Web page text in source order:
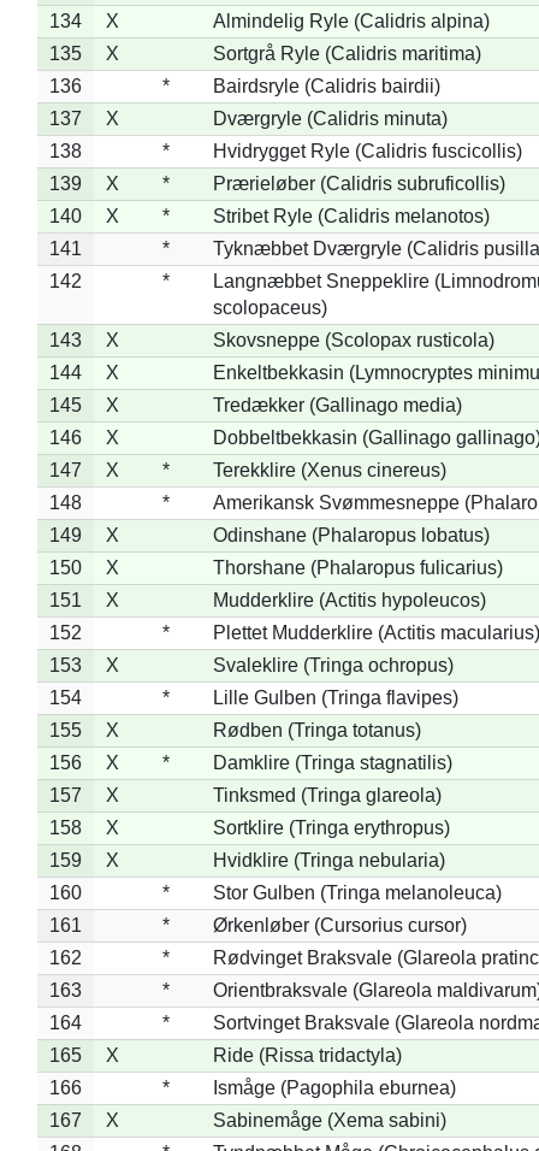
134
X
Almindelig Ryle (Calidris alpina)
135
X
Sortgrå Ryle (Calidris maritima)
136
*
Bairdsryle (Calidris bairdii)
137
X
Dværgryle (Calidris minuta)
138
*
Hvidrygget Ryle (Calidris fuscicollis)
139
X *
Prærieløber (Calidris subruficollis)
140
X *
Stribet Ryle (Calidris melanotos)
141
*
Tyknæbbet Dværgryle (Calidris
142
*
Langnæbbet Sneppeklire
scolopaceus)
143
X
Skovsneppe (Scolopax rusticola)
144
X
Enkeltbekkasin (Lymnocryptes
145
X
Tredækker (Gallinago media)
146
X
Dobbeltbekkasin (Gallinago
147
X *
Terekklire (Xenus cinereus)
148
*
Amerikansk Svømmesneppe
149
X
Odinshane (Phalaropus lobatus)
150
X
Thorshane (Phalaropus fulicarius)
151
X
Mudderklire (Actitis hypoleucos)
152
*
Plettet Mudderklire (Actitis macularius)
153
X
Svaleklire (Tringa ochropus)
154
*
Lille Gulben (Tringa flavipes)
155
X
Rødben (Tringa totanus)
156
X *
Damklire (Tringa stagnatilis)
157
X
Tinksmed (Tringa glareola)
158
X
Sortklire (Tringa erythropus)
159
X
Hvidklire (Tringa nebularia)
160
*
Stor Gulben (Tringa melanoleuca)
161
*
Ørkenløber (Cursorius cursor)
162
*
Rødvinget Braksvale (Glareola
163
*
Orientbraksvale (Glareola
164
*
Sortvinget Braksvale (Glareola
165
X
Ride (Rissa tridactyla)
166
*
Ismåge (Pagophila eburnea)
167
X
Sabinemåge (Xema sabini)